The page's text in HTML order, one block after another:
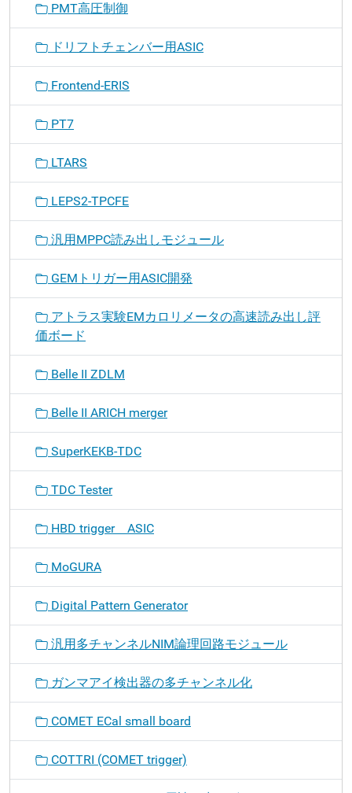
PMT高圧制御
ドリフトチェンバー用ASIC
Frontend-ERIS
PT7
LTARS
LEPS2-TPCFE
汎用MPPC読み出しモジュール
GEMトリガー用ASIC開発
アトラス実験EMカロリメータの高速読み出し評
価ボード
Belle II ZDLM
Belle II ARICH merger
SuperKEKB-TDC
TDC Tester
HBD trigger ASIC
MoGURA
Digital Pattern Generator
汎用多チャンネルNIM論理回路モジュール
ガンマアイ検出器の多チャンネル化
COMET ECal small board
COTTRI (COMET trigger)